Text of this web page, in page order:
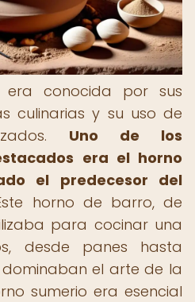
era conocida por sus
culinarias y su uso de
Uno de los
era el horno
el predecesor del
horno de barro, de
para cocinar una
desde panes hasta
dominaban el arte de la
sumerio era esencial